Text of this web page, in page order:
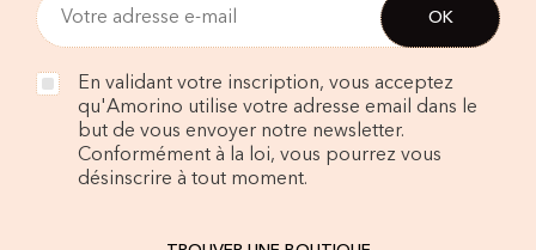
En validant votre inscription, vous acceptez
qu'Amorino utilise votre adresse email dans le
but de vous envoyer notre newsletter.
Conformément à la loi, vous pourrez vous
désinscrire à tout moment.